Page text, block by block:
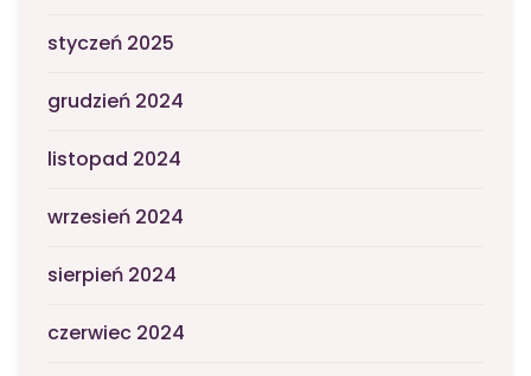
styczeń 2025
grudzień 2024
listopad 2024
wrzesień 2024
sierpień 2024
czerwiec 2024